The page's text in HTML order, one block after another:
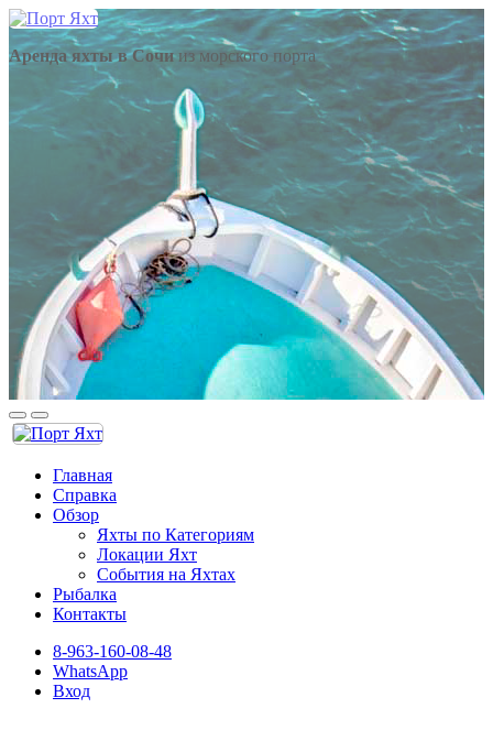
Аренда яхты в Сочииз морского порта
Главная
Справка
Обзор
Яхты по Категориям
Локации Яхт
События на Яхтах
Рыбалка
Контакты
8-963-160-08-48
WhatsApp
Вход